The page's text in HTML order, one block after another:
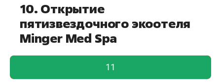
10. Открытие
пятизвездочного экоотеля
Minger Med Spa
голос учтен!
11